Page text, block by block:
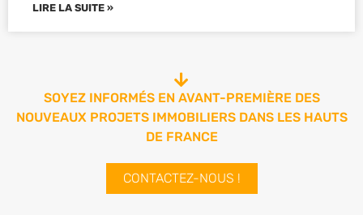
LIRE LA SUITE »
SOYEZ INFORMÉS EN AVANT-PREMIÈRE DES
NOUVEAUX PROJETS IMMOBILIERS DANS LES HAUTS
DE FRANCE
CONTACTEZ-NOUS !